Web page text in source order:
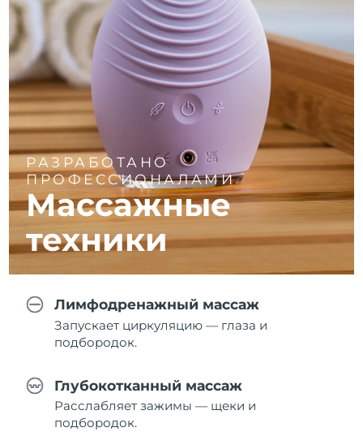
РАЗРАБОТАНО
ПРОФЕССИОНАЛАМИ
Массажные
техники
Лимфодренажный массаж
Запускает циркуляцию — глаза и
подбородок.
Глубокотканный массаж
Расслабляет зажимы — щеки и
подбородок.